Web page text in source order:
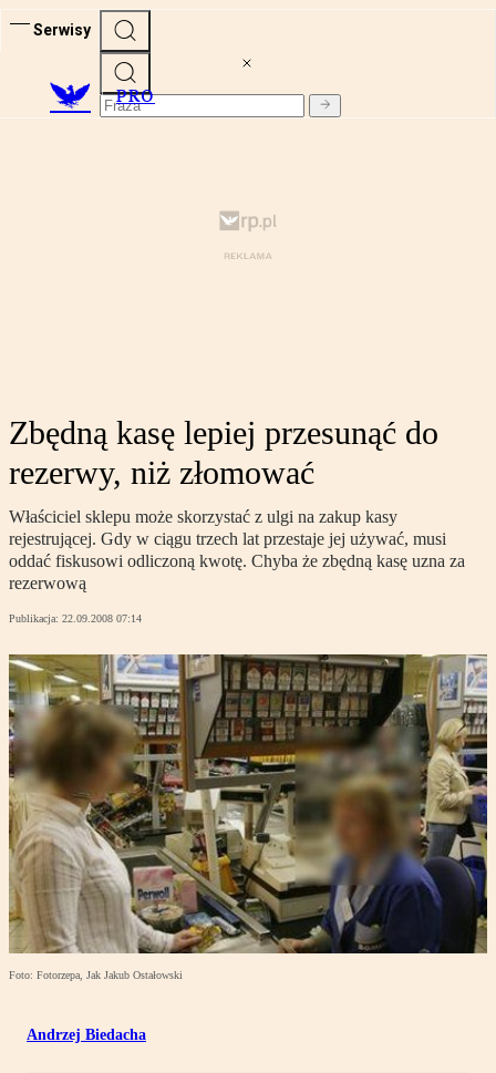
Serwisy
PRO
Zbędną kasę lepiej przesunąć do
rezerwy, niż złomować
Właściciel sklepu może skorzystać z ulgi na zakup kasy
rejestrującej. Gdy w ciągu trzech lat przestaje jej używać, musi
oddać fiskusowi odliczoną kwotę. Chyba że zbędną kasę uzna za
rezerwową
Publikacja: 22.09.2008 07:14
Foto: Fotorzepa, Jak Jakub Ostałowski
Andrzej Biedacha